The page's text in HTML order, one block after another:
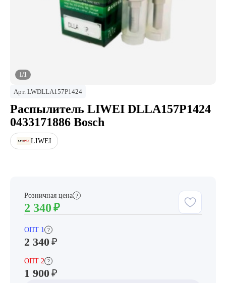
Розничная цена ?
2 340 ₽
ОПТ 1 ?
2 340₽
ОПТ 2 ?
1 900₽
1/1
Арт. LWDLLA157P1424
Распылитель LIWEI DLLA157P1424
0433171886 Bosch
LIWEI